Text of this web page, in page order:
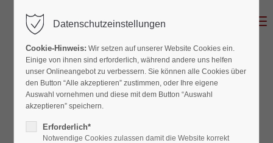
Datenschutzeinstellungen
Cookie-Hinweis: Wir setzen auf unserer Website Cookies ein.
Einige von ihnen sind erforderlich, während andere uns helfen
unser Onlineangebot zu verbessern. Sie können alle Cookies über
den Button “Alle akzeptieren” zustimmen, oder Ihre eigene
Auswahl vornehmen und diese mit dem Button “Auswahl
akzeptieren” speichern.
Erforderlich*
Notwendige Cookies zulassen damit die Website korrekt